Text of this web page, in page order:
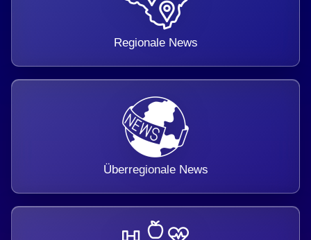
Regionale News
Überregionale News